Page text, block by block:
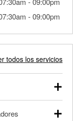
-09:00pm
todos los servicios
y